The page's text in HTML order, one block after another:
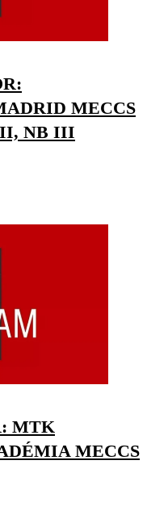
MECCS
II, NB III
MTK
MECCS